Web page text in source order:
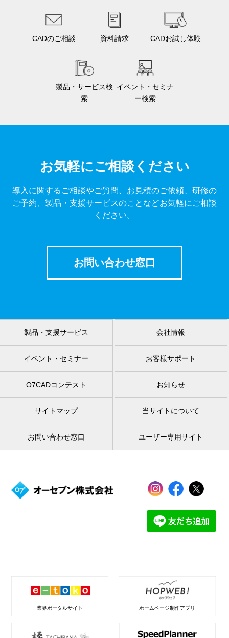
CADのご相談 資料請求 CADお試し体験
製品・サービス検
索
イベント・セミナ
ー検索
お気軽にご相談ください
導入に関するご相談やご質問、お見積のご依頼、研修の
ご予約、製品・支援サービスのことなどお気軽にご相談
ください。
お問い合わせ窓口
製品・支援サービス 会社情報
イベント・セミナー お客様サポート
O7CADコンテスト お知らせ
サイトマップ 当サイトについて
お問い合わせ窓口 ユーザー専用サイト
業界ポータルサイト ホームページ制作アプリ